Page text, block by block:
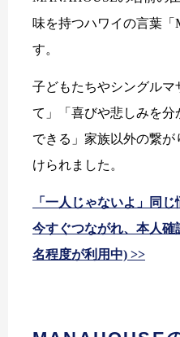
味を持つハワイの言葉
す。
子どもたちやシングルマ
て」「喜びや悲しみを
できる」家族以外の繋
けられました。
「一人じゃないよ」同
今すぐつながれ、本人確
名程度が利用中) >>